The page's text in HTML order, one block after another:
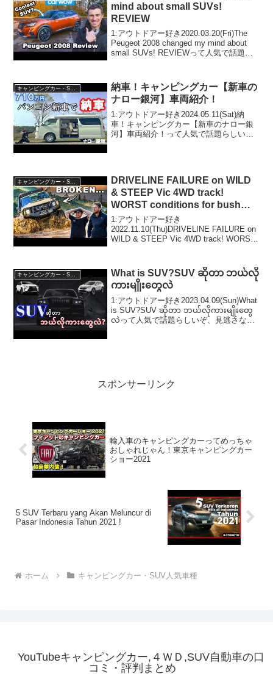
mind about small SUVs!
REVIEW
1:アウトドアー好き2020.03.20(Fri)The
Peugeot 2008 changed my mind about
small SUVs! REVIEWって人気で話題ら
キャンピングカー・SUV人気車種
納車！キャンピングカー【新車の
ナロー銀河】車両紹介！
1:アウトドアー好き2024.05.11(Sat)納
車！キャンピングカー【新車のナロー銀
河】車両紹介！って人気で話題らしい
DRIVELINE FAILURE on WILD
& STEEP Vic 4WD track!
WORST conditions for bush
mechanic repairs…
1:アウトドアー好き
2022.11.10(Thu)DRIVELINE FAILURE on
WILD & STEEP Vic 4WD track! WORST
キャンピングカー・SUV人気車種
What is SUV?SUV ဆိုတာ ဘယ်လို
ကားမျိုးတွေလဲ
1:アウトドアー好き2023.04.09(Sun)What
is SUV?SUV ဆိုတာ ဘယ်လိုကားမျိုးတွေ
လဲって人気で話題らしいぞ、見逃さない
スポンサーリンク
輸入車のキャンピングカーってめっちゃ
おしゃれじゃん！東京キャンピングカー
ショー2021
5 SUV Terbaru yang Akan Meluncur di
Pasar Indonesia Tahun 2021 !
ホーム キャンピングカー・SUV人気車種
YouTubeキャンピングカー,４ＷＤ,SUV自動車の口
コミ・評判まとめ